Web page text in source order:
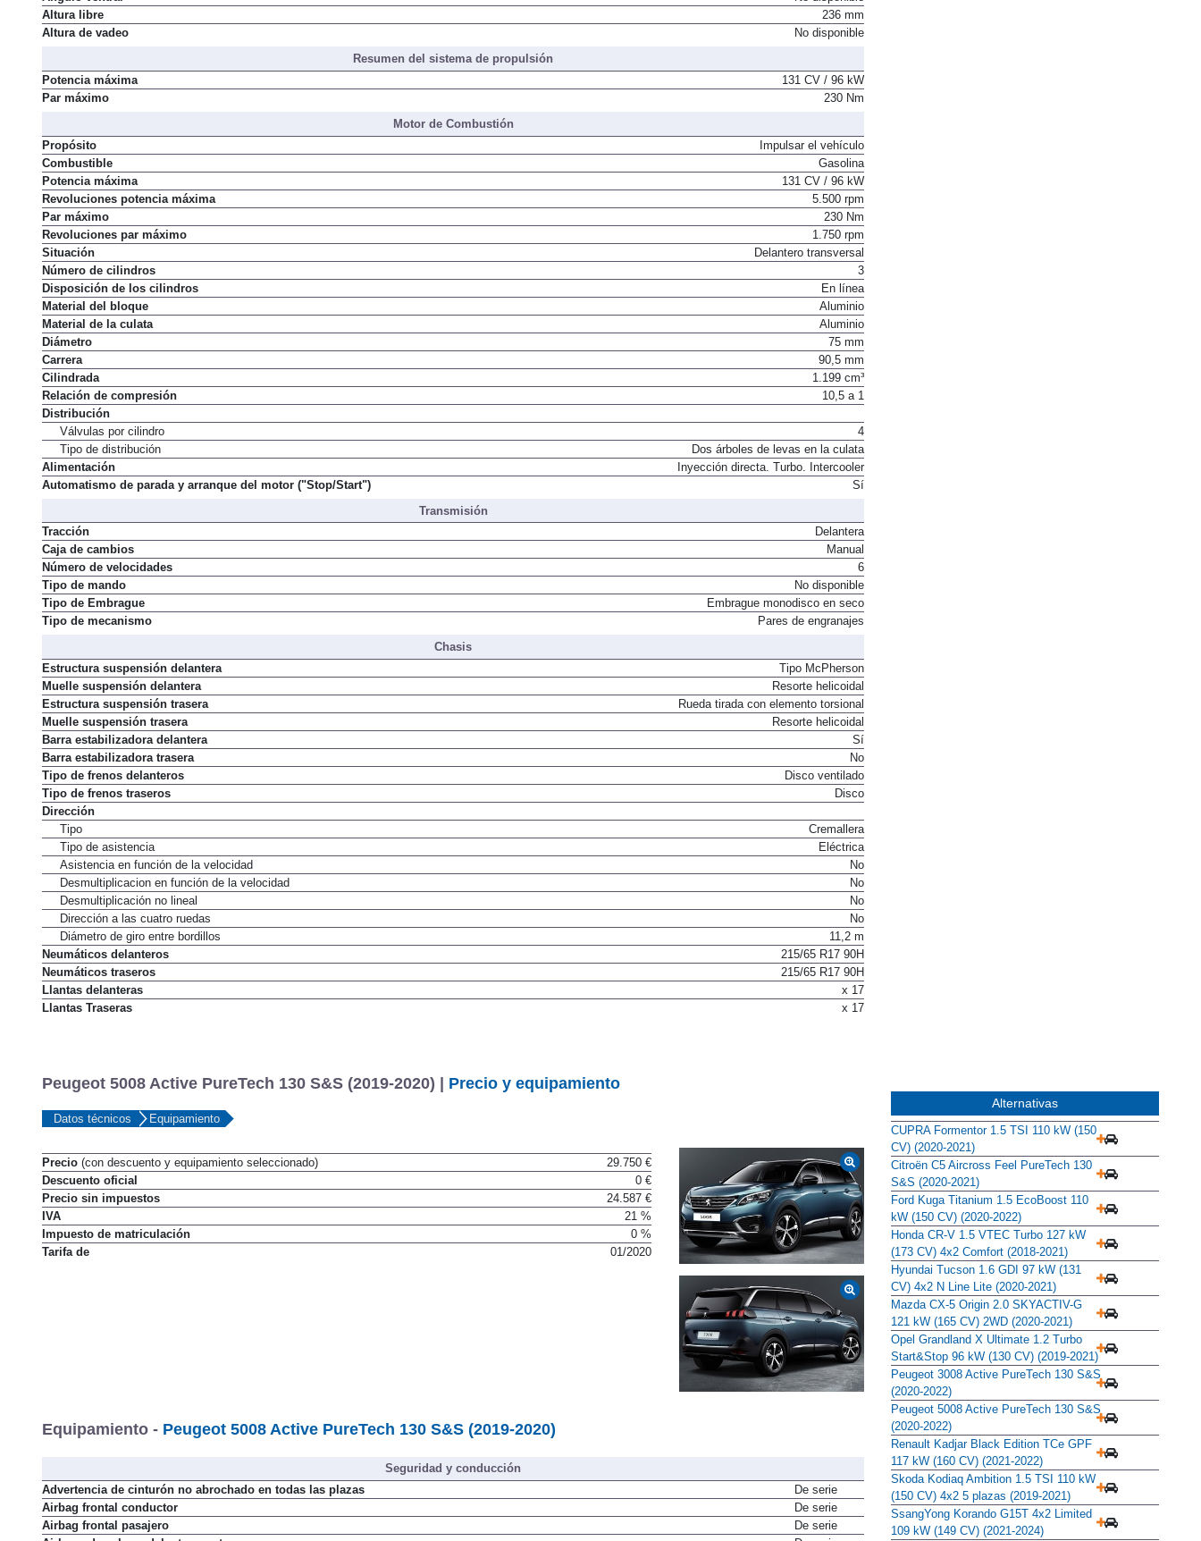
Ángulo ventral
No disponible
Altura libre
236 mm
Resumen del sistema de propulsión
Potencia máxima
131 CV / 96 kW
Motor de Combustión
Propósito
Impulsar el vehículo
Combustible
Gasolina
Potencia máxima
131 CV / 96 kW
Revoluciones potencia máxima
5.500 rpm
Par máximo
230 Nm
Revoluciones par máximo
1.750 rpm
Situación
Delantero transversal
Número de cilindros
3
Disposición de los cilindros
En línea
Material del bloque
Aluminio
Material de la culata
Aluminio
Diámetro
75 mm
Carrera
90,5 mm
Cilindrada
1.199 cm³
Relación de compresión
Distribución
Válvulas por cilindro
4
Tipo de distribución
Dos árboles de levas en la culata
Alimentación
Inyección directa. Turbo. Intercooler
Transmisión
Tracción
Delantera
Caja de cambios
Manual
Número de velocidades
6
Tipo de mando
No disponible
Tipo de Embrague
Embrague monodisco en seco
Chasis
Estructura suspensión delantera
Tipo McPherson
Muelle suspensión delantera
Resorte helicoidal
Estructura suspensión trasera
Rueda tirada con elemento torsional
Muelle suspensión trasera
Resorte helicoidal
Barra estabilizadora delantera
Sí
Barra estabilizadora trasera
No
Tipo de frenos delanteros
Disco ventilado
Tipo de frenos traseros
Dirección
Tipo
Cremallera
Tipo de asistencia
Eléctrica
Asistencia en función de la velocidad
No
Desmultiplicacion en función de la velocidad
No
Desmultiplicación no lineal
No
Dirección a las cuatro ruedas
No
Diámetro de giro entre bordillos
11,2 m
Neumáticos delanteros
215/65 R17 90H
Neumáticos traseros
215/65 R17 90H
Llantas delanteras
x 17
Peugeot 5008 Active PureTech 130 S&S (2019-2020) | Precio y equipamiento
Precio(con descuento y equipamiento seleccionado)
29.750 €
Descuento oficial
0 €
Precio sin impuestos
24.587 €
IVA
21 %
Impuesto de matriculación
0 %
Equipamiento - Peugeot 5008 Active PureTech 130 S&S (2019-2020)
Seguridad y conducción
Advertencia de cinturón no abrochado en todas las plazas
De serie
Airbag frontal conductor
De serie
Alternativas
CUPRA Formentor 1.5 TSI 110 kW (150
CV) (2020-2021)
Citroën C5 Aircross Feel PureTech 130
S&S (2020-2021)
Ford Kuga Titanium 1.5 EcoBoost 110
kW (150 CV) (2020-2022)
Honda CR-V 1.5 VTEC Turbo 127 kW
(173 CV) 4x2 Comfort (2018-2021)
Hyundai Tucson 1.6 GDI 97 kW (131
CV) 4x2 N Line Lite (2020-2021)
Mazda CX-5 Origin 2.0 SKYACTIV-G
121 kW (165 CV) 2WD (2020-2021)
Opel Grandland X Ultimate 1.2 Turbo
Start&Stop 96 kW (130 CV) (2019-2021)
Peugeot 3008 Active PureTech 130 S&S
(2020-2022)
Peugeot 5008 Active PureTech 130 S&S
(2020-2022)
Renault Kadjar Black Edition TCe GPF
117 kW (160 CV) (2021-2022)
Skoda Kodiaq Ambition 1.5 TSI 110 kW
(150 CV) 4x2 5 plazas (2019-2021)
SsangYong Korando G15T 4x2 Limited